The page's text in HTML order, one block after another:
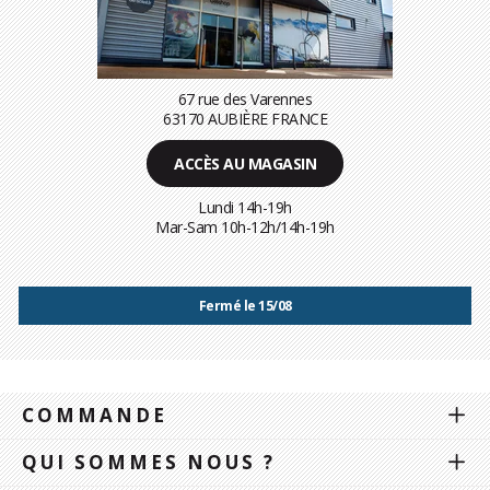
67 rue des Varennes
63170 AUBIÈRE FRANCE
ACCÈS AU MAGASIN
Lundi 14h-19h
Mar-Sam 10h-12h/14h-19h
Fermé le 15/08
COMMANDE
QUI SOMMES NOUS ?